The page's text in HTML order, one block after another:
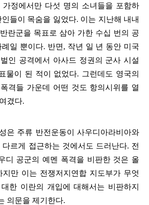
정에서만 다섯 명의 소녀들을 포함하
인들이 목숨을 잃었다. 이는 지난해 내내
란군을 목표로 삼아 가한 수십 번의 공
일 뿐이다. 반면 , 작년 일 년 동안 미국
인 공격에서 아사드 정권의 군사 시설
물이 된 적이 없었다. 그런데도 영국의
격들 가운데 어떤 것도 항의시위를 열
겼다.
은 주류 반전운동이 사우디아라비아와
르게 접근하는 것에서도 드러난다. 전
디 공군의 예멘 폭격을 비판한 것은 올
지만 이는 전쟁저지연합 지도부가 무엇
한 이란의 개입에 대해서는 비판하지
의문을 제기한다.